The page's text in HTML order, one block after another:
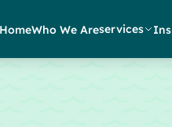
HomeWho We Areservices